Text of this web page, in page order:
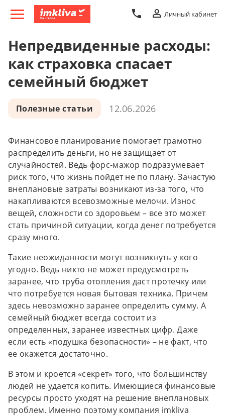
Личный кабинет
Непредвиденные расходы:
как страховка спасает
семейный бюджет
Полезные статьи 12.06.2026
Финансовое планирование помогает грамотно
распределить деньги, но не защищает от
случайностей. Ведь форс-мажор подразумевает
риск того, что жизнь пойдет не по плану. Зачастую
внеплановые затраты возникают из-за того, что
накапливаются всевозможные мелочи. Износ
вещей, сложности со здоровьем – все это может
стать причиной ситуации, когда денег потребуется
сразу много.
Такие неожиданности могут возникнуть у кого
угодно. Ведь никто не может предусмотреть
заранее, что труба отопления даст протечку или
что потребуется новая бытовая техника. Причем
здесь невозможно заранее определить сумму. А
семейный бюджет всегда состоит из
определенных, заранее известных цифр. Даже
если есть «подушка безопасности» – не факт, что
ее окажется достаточно.
В этом и кроется «секрет» того, что большинству
людей не удается копить. Имеющиеся финансовые
ресурсы просто уходят на решение внеплановых
проблем. Именно поэтому компания imkliva